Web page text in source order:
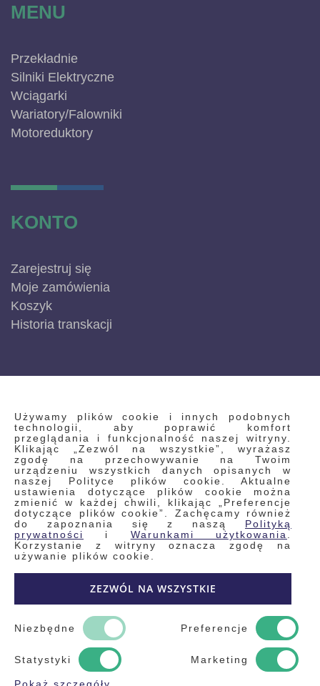
Używamy plików cookie i innych podobnych
technologii, aby poprawić komfort
przeglądania i funkcjonalność naszej witryny.
Klikając „Zezwól na wszystkie”, wyrażasz
zgodę na przechowywanie na Twoim
urządzeniu wszystkich danych opisanych w
naszej Polityce plików cookie. Aktualne
ustawienia dotyczące plików cookie można
zmienić w każdej chwili, klikając „Preferencje
dotyczące plików cookie”. Zachęcamy również
do zapoznania się z naszą Polityką
prywatności
i Warunkami użytkowania
Korzystanie z witryny oznacza zgodę na
używanie plików cookie.
ZEZWÓL NA WSZYSTKIE
Niezbędne Preferencje
Statystyki Marketing
MENU
Przekładnie
Silniki Elektryczne
Wciągarki
Wariatory/Falowniki
Motoreduktory
KONTO
Zarejestruj się
Moje zamówienia
Koszyk
Historia transkacji
INFORMACJE
Regulamin
Polityka prywatności i pliki cookie
Wyszukiwane frazy
Wyszukiwanie zaawansowane
Zamówienia
Skontaktuj się z nami
Odstąp od umowy
Kontakt